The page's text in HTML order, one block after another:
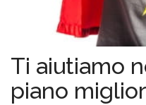
Ti aiutiamo
piano